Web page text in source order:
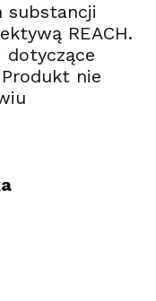
substancji
REACH.
dotyczące
nie